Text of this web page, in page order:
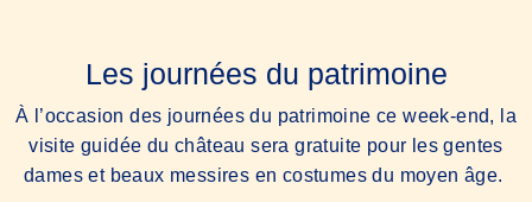
Les journées du patrimoine
À l’occasion des journées du patrimoine ce week-end, la
visite guidée du château sera gratuite pour les gentes
dames et beaux messires en costumes du moyen âge.